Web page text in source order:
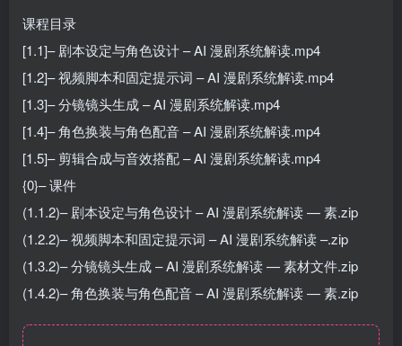
课程目录
[1.1]– 剧本设定与角色设计 – AI 漫剧系统解读.mp4
[1.2]– 视频脚本和固定提示词 – AI 漫剧系统解读.mp4
[1.3]– 分镜镜头生成 – AI 漫剧系统解读.mp4
[1.4]– 角色换装与角色配音 – AI 漫剧系统解读.mp4
[1.5]– 剪辑合成与音效搭配 – AI 漫剧系统解读.mp4
{0}– 课件
(1.1.2)– 剧本设定与角色设计 – AI 漫剧系统解读 — 素.zip
(1.2.2)– 视频脚本和固定提示词 – AI 漫剧系统解读 –.zip
(1.3.2)– 分镜镜头生成 – AI 漫剧系统解读 — 素材文件.zip
(1.4.2)– 角色换装与角色配音 – AI 漫剧系统解读 — 素.zip